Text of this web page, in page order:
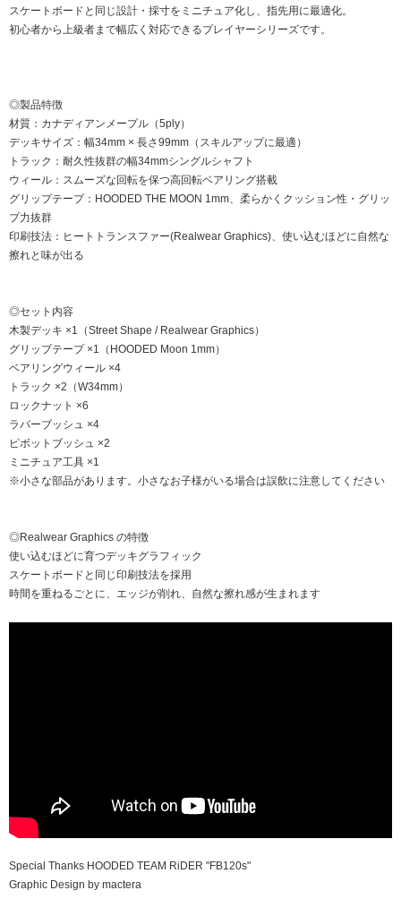
スケートボードと同じ設計・採寸をミニチュア化し、指先用に最適化。
初心者から上級者まで幅広く対応できるプレイヤーシリーズです。
◎製品特徴
材質：カナディアンメープル（5ply）
デッキサイズ：幅34mm × 長さ99mm（スキルアップに最適）
トラック：耐久性抜群の幅34mmシングルシャフト
ウィール：スムーズな回転を保つ高回転ベアリング搭載
グリップテープ：HOODED THE MOON 1mm、柔らかくクッション性・グリッ
プ力抜群
印刷技法：ヒートトランスファー(Realwear Graphics)、使い込むほどに自然な
擦れと味が出る
◎セット内容
木製デッキ ×1（Street Shape / Realwear Graphics）
グリップテープ ×1（HOODED Moon 1mm）
ベアリングウィール ×4
トラック ×2（W34mm）
ロックナット ×6
ラバーブッシュ ×4
ピボットブッシュ ×2
ミニチュア工具 ×1
※小さな部品があります。小さなお子様がいる場合は誤飲に注意してください
◎Realwear Graphics の特徴
使い込むほどに育つデッキグラフィック
スケートボードと同じ印刷技法を採用
時間を重ねるごとに、エッジが削れ、自然な擦れ感が生まれます
Special Thanks HOODED TEAM RiDER "FB120s"
Graphic Design by mactera